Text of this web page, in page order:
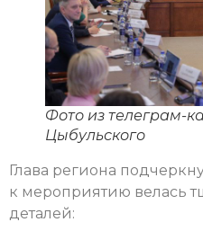
Фото из телеграм-
Цыбульского
Глава региона
к мероприятию велась
деталей: